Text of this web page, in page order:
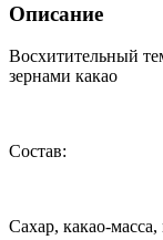
Описание
Восхитительный
зернами какао
Состав:
Сахар, какао-